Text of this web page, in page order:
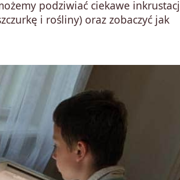
podziwiać ciekawe
i rośliny) oraz zobaczyć jak